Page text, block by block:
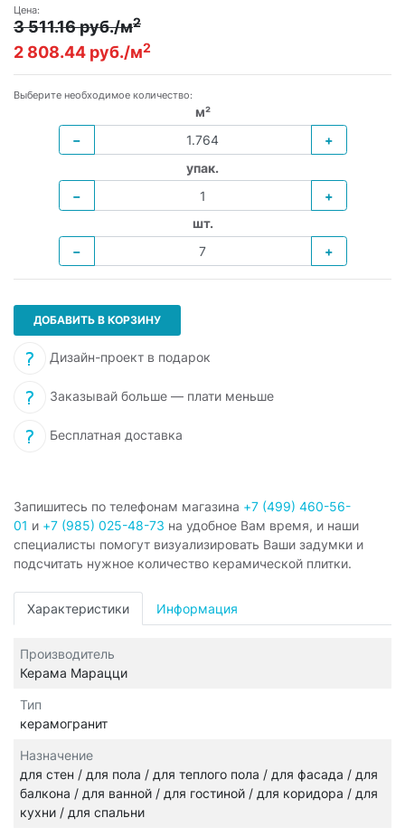
Цена:
3 511.16 руб./м2
2 808.44 руб./м2
Выберите необходимое количество:
м²
−
+
упак.
−
+
шт.
−
+
ДОБАВИТЬ В КОРЗИНУ
Дизайн-проект в подарок
Заказывай больше — плати меньше
Бесплатная доставка
Запишитесь по телефонам магазина +7 (499) 460-56-
01 и +7 (985) 025-48-73 на удобное Вам время, и наши
специалисты помогут визуализировать Ваши задумки и
подсчитать нужное количество керамической плитки.
Характеристики Информация
Производитель
Керама Марацци
Тип
керамогранит
Назначение
для стен / для пола / для теплого пола / для фасада / для
балкона / для ванной / для гостиной / для коридора / для
кухни / для спальни